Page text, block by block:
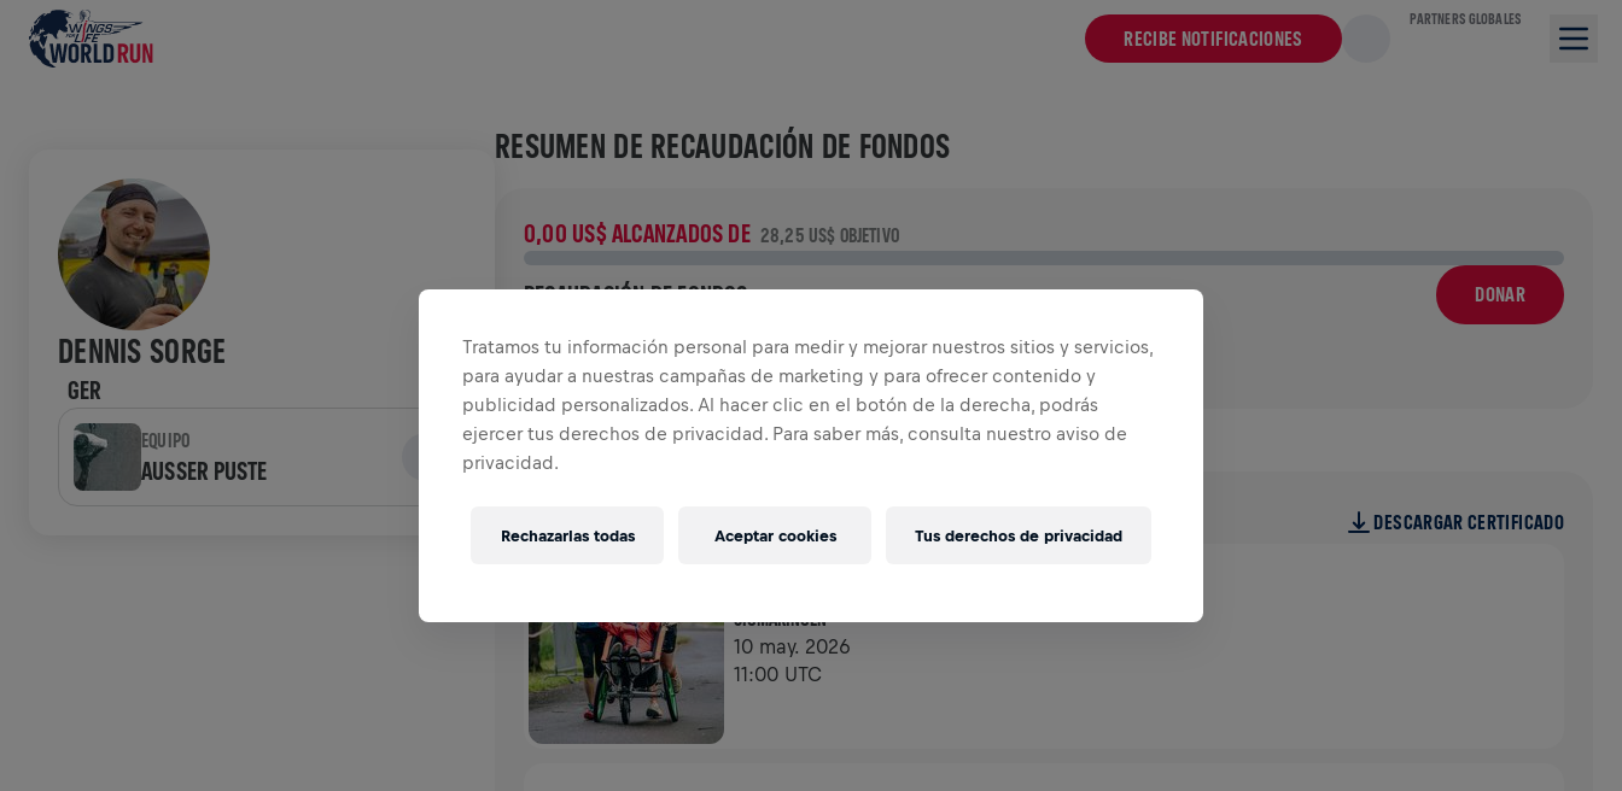
RECIBE NOTIFICACIONES
PARTNERS GLOBALES
DENNIS SORGE
GER
EQUIPO
AUSSER PUSTE
RESUMEN DE RECAUDACIÓN DE FONDOS
0,00 US$ ALCANZADOS DE 28,25 US$ OBJETIVO
RECAUDACIÓN DE FONDOS DONAR
¡Dona para marcar la diferencia! El 100% de lo recaudado va a
la investigación de médula.
HISTORIA
DESCARGAR CERTIFICADO
SIGMARINGEN
10 may. 2026
11:00 UTC
Tratamos tu información personal para medir y mejorar nuestros sitios y servicios,
para ayudar a nuestras campañas de marketing y para ofrecer contenido y
publicidad personalizados. Al hacer clic en el botón de la derecha, podrás
ejercer tus derechos de privacidad. Para saber más, consulta nuestro aviso de
privacidad.
Tus derechos de privacidad
Rechazarlas todas Aceptar cookies